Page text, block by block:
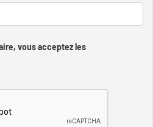
vous acceptez les